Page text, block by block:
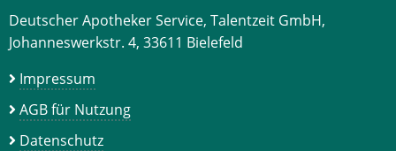
Deutscher Apotheker Service, Talentzeit GmbH,
Johanneswerkstr. 4, 33611 Bielefeld
Impressum
AGB für Nutzung
Datenschutz